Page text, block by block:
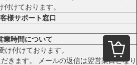
けております。
様サポート窓口
業時間について
付けております。
きます。 メールの返信は翌営業日となり